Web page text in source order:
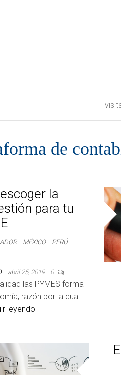
de
la
para tu
MÉXICO
PERÚ
abril 25, 2019 0
las PYMES forma
razón por la cual
leyendo